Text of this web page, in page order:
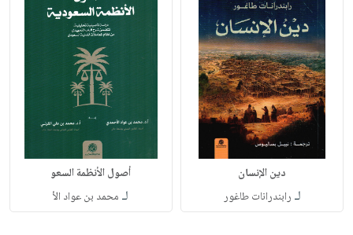
دين الإنسان
لـ رابندرانات طاغور
أصول الأنظمة السعو
لـ محمد بن عواد الأ